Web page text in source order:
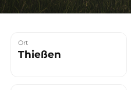
Ort
Thießen